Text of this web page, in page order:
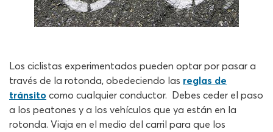
Los ciclistas experimentados pueden optar por pasar a
través de la rotonda, obedeciendo las reglas de
tránsito como cualquier conductor. Debes ceder el paso
a los peatones y a los vehículos que ya están en la
rotonda. Viaja en el medio del carril para que los